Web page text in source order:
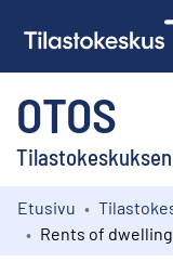
OTOS
Kokoelmat
Etusivu